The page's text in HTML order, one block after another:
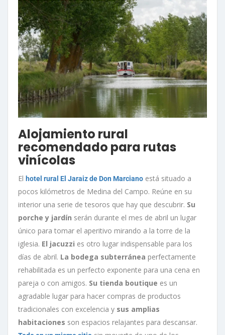
Alojamiento rural
recomendado para rutas
vinícolas
El hotel rural El Jaraiz de Don Marciano está situado a
pocos kilómetros de Medina del Campo. Reúne en su
interior una serie de tesoros que hay que descubrir. Su
porche y jardín serán durante el mes de abril un lugar
único para tomar el aperitivo mirando a la torre de la
iglesia. El jacuzzi es otro lugar indispensable para los
días de abril. La bodega subterránea perfectamente
rehabilitada es un perfecto exponente para una cena en
pareja o con amigos. Su tienda boutique es un
agradable lugar para hacer compras de productos
tradicionales con excelencia y sus amplias
habitaciones son espacios relajantes para descansar.